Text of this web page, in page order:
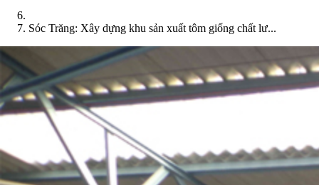
Sóc Trăng: Xây dựng khu sản xuất tôm giống chất lư...